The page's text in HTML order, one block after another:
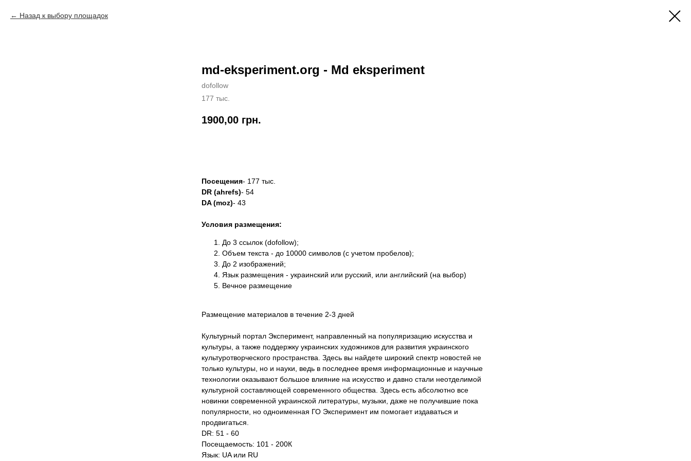
Назад к выбору площадок
md-eksperiment.org - Md eksperiment
dofollow
177 тыс.
1900,00 грн.
Посещения- 177 тыс.
DR (ahrefs)- 54
DA (moz)- 43
Условия размещения:
До 3 ссылок (dofollow);
Объем текста - до 10000 символов (с учетом пробелов);
До 2 изображений;
Язык размещения - украинский или русский, или английский (на выбор)
Вечное размещение
Размещение материалов в течение 2-3 дней
Культурный портал Эксперимент, направленный на популяризацию искусства и
культуры, а также поддержку украинских художников для развития украинского
культуротворческого пространства. Здесь вы найдете широкий спектр новостей не
только культуры, но и науки, ведь в последнее время информационные и научные
технологии оказывают большое влияние на искусство и давно стали неотделимой
культурной составляющей современного общества. Здесь есть абсолютно все
новинки современной украинской литературы, музыки, даже не получившие пока
популярности, но одноименная ГО Эксперимент им помогает издаваться и
продвигаться.
DR: 51 - 60
Посещаемость: 101 - 200К
Язык: UA или RU